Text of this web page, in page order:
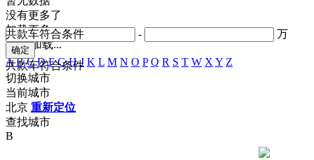
- 万
共款车符合条件
共款车符合条件
没有更多了
加载更多
正在加载...
A B C D F G H J K L M N O P Q R S T W X Y Z
切换城市
当前城市
北京 重新定位
查找城市
B